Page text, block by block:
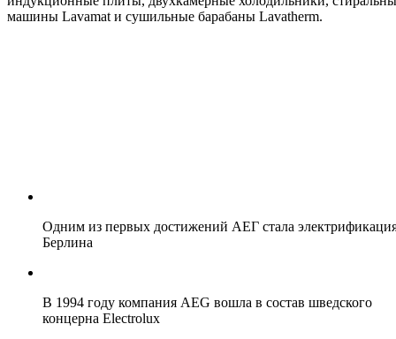
машины Lavamat и сушильные барабаны Lavatherm.
Одним из первых достижений АЕГ стала
Берлина
В 1994 году компания AEG вошла в состав шведского
концерна Electrolux